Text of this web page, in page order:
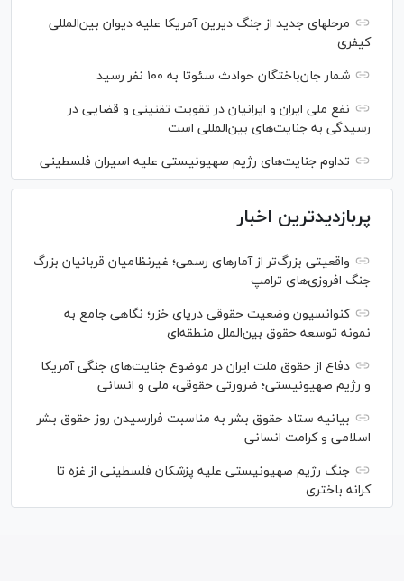
مرحله‎ای جدید از جنگ دیرین آمریکا علیه دیوان بین‌المللی
کیفری
شمار جان‌باختگان حوادث سئوتا به ۱۰۰ نفر رسید
نفع ملی ایران و ایرانیان در تقویت تقنینی و قضایی در
رسیدگی به جنایت‌های بین‌المللی است
تداوم جنایت‌های رژیم صهیونیستی علیه اسیران فلسطینی
پربازدیدترین اخبار
واقعیتی بزرگ‌تر از آمار‌های رسمی؛ غیرنظامیان قربانیان بزرگ
جنگ افروزی‌های ترامپ
کنوانسیون وضعیت حقوقی دریای خزر؛ نگاهی جامع به
نمونه توسعه حقوق بین‌الملل منطقه‌ای
دفاع از حقوق ملت ایران در موضوع جنایت‌های جنگی آمریکا
و رژیم صهیونیستی؛ ضرورتی حقوقی، ملی و انسانی
بیانیه ستاد حقوق بشر به مناسبت فرارسیدن روز حقوق بشر
اسلامی و کرامت انسانی
جنگ رژیم صهیونیستی علیه پزشکان فلسطینی از غزه تا
کرانه باختری